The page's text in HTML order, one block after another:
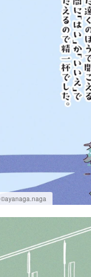
©ayanaga.naga